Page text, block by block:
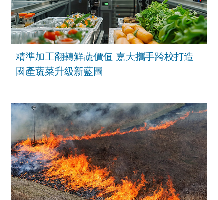
精準加工翻轉鮮蔬價值 嘉大攜手跨校打造
國產蔬菜升級新藍圖